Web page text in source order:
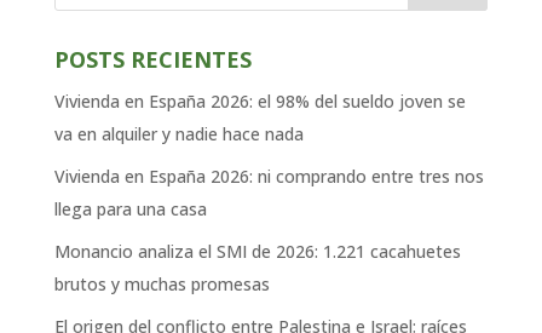
POSTS RECIENTES
Vivienda en España 2026: el 98% del sueldo joven se
va en alquiler y nadie hace nada
Vivienda en España 2026: ni comprando entre tres nos
llega para una casa
Monancio analiza el SMI de 2026: 1.221 cacahuetes
brutos y muchas promesas
El origen del conflicto entre Palestina e Israel: raíces